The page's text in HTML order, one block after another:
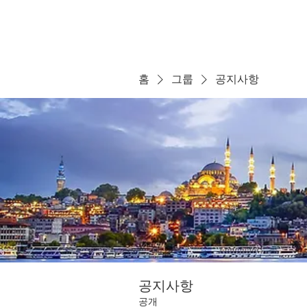
홈 그룹 공지사항
공지사항
공개